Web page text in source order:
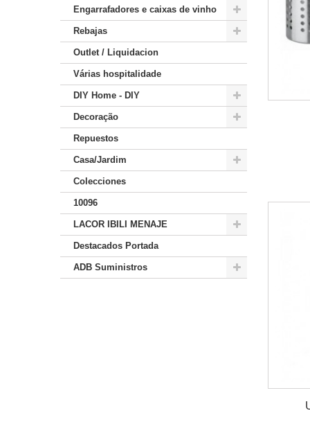
Engarrafadores e caixas de vinho
Rebajas
Outlet / Liquidacion
Várias hospitalidade
DIY Home - DIY
Decoração
Repuestos
Casa/Jardim
Colecciones
10096
LACOR IBILI MENAJE
Destacados Portada
ADB Suministros